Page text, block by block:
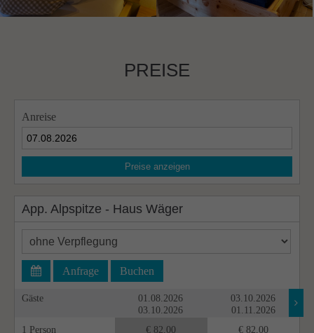
PREISE
Anreise
Preise anzeigen
App. Alpspitze - Haus Wäger
Anfrage Buchen
Gäste
1 Person
01.08.2026
03.10.2026
€ 82,00
03.10.2026
01.11.2026
€ 82,00